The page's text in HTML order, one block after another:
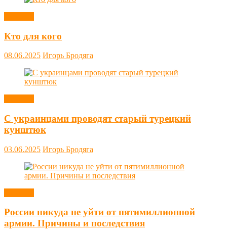
Кто для кого
08.06.2025 Игорь Бродяга
С украинцами проводят старый турецкий
кунштюк
03.06.2025 Игорь Бродяга
России никуда не уйти от пятимиллионной
армии. Причины и последствия